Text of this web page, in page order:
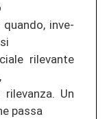
in­ve­
ri­le­van­te
Un
passa